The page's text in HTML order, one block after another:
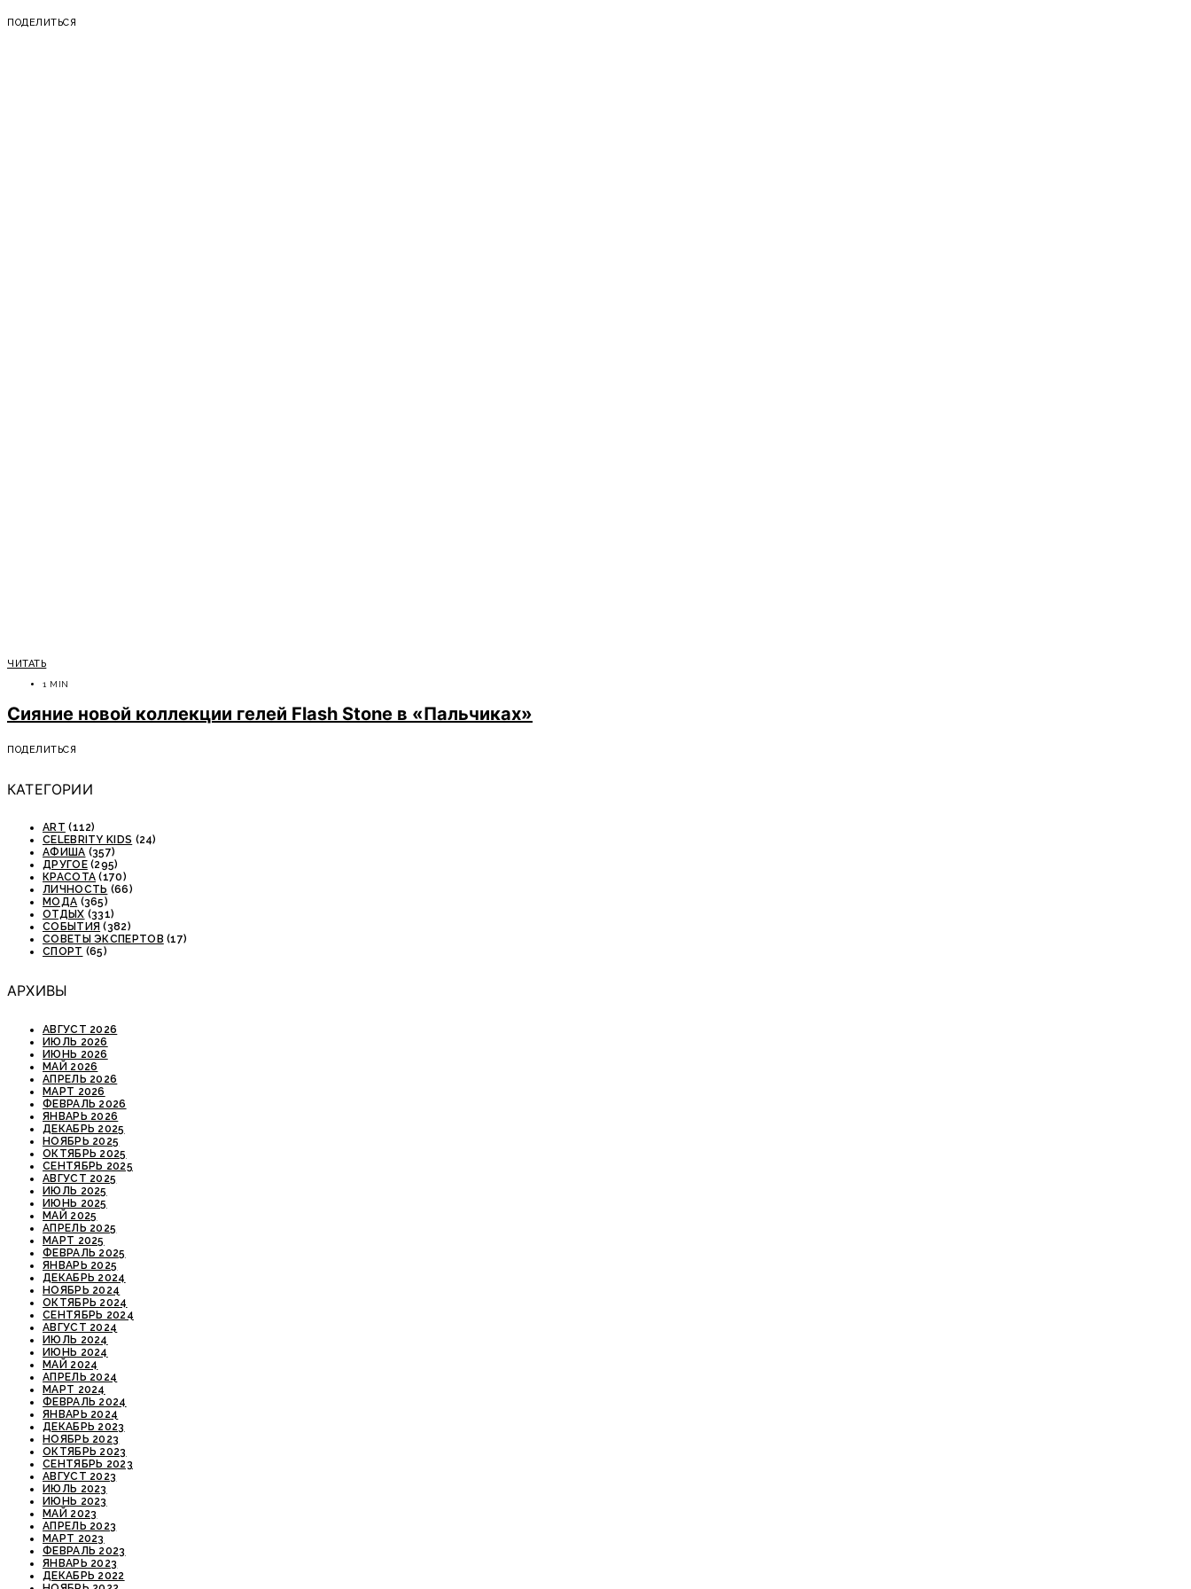
ПОДЕЛИТЬСЯ
ЧИТАТЬ
1 MIN
Сияние новой коллекции гелей Flash Stone в «Пальчиках»
ПОДЕЛИТЬСЯ
КАТЕГОРИИ
ART (112)
CELEBRITY KIDS (24)
АФИША (357)
ДРУГОЕ(295)
КРАСОТА (170)
ЛИЧНОСТЬ (66)
МОДА (365)
ОТДЫХ (331)
СОБЫТИЯ (382)
СОВЕТЫ ЭКСПЕРТОВ (17)
СПОРТ (65)
АРХИВЫ
АВГУСТ 2026
ИЮЛЬ 2026
ИЮНЬ 2026
МАЙ 2026
АПРЕЛЬ 2026
МАРТ 2026
ФЕВРАЛЬ 2026
ЯНВАРЬ 2026
ДЕКАБРЬ 2025
НОЯБРЬ 2025
ОКТЯБРЬ 2025
СЕНТЯБРЬ 2025
АВГУСТ 2025
ИЮЛЬ 2025
ИЮНЬ 2025
МАЙ 2025
АПРЕЛЬ 2025
МАРТ 2025
ФЕВРАЛЬ 2025
ЯНВАРЬ 2025
ДЕКАБРЬ 2024
НОЯБРЬ 2024
ОКТЯБРЬ 2024
СЕНТЯБРЬ 2024
АВГУСТ 2024
ИЮЛЬ 2024
ИЮНЬ 2024
МАЙ 2024
АПРЕЛЬ 2024
МАРТ 2024
ФЕВРАЛЬ 2024
ЯНВАРЬ 2024
ДЕКАБРЬ 2023
НОЯБРЬ 2023
ОКТЯБРЬ 2023
СЕНТЯБРЬ 2023
АВГУСТ 2023
ИЮЛЬ 2023
ИЮНЬ 2023
МАЙ 2023
АПРЕЛЬ 2023
МАРТ 2023
ФЕВРАЛЬ 2023
ЯНВАРЬ 2023
ДЕКАБРЬ 2022